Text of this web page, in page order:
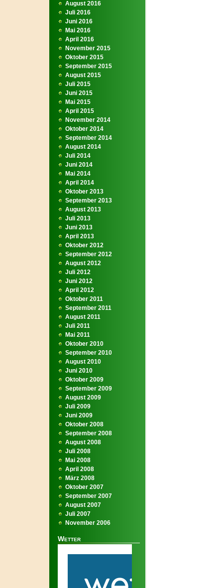
August 2016
Juli 2016
Juni 2016
Mai 2016
April 2016
November 2015
Oktober 2015
September 2015
August 2015
Juli 2015
Juni 2015
Mai 2015
April 2015
November 2014
Oktober 2014
September 2014
August 2014
Juli 2014
Juni 2014
Mai 2014
April 2014
Oktober 2013
September 2013
August 2013
Juli 2013
Juni 2013
April 2013
Oktober 2012
September 2012
August 2012
Juli 2012
Juni 2012
April 2012
Oktober 2011
September 2011
August 2011
Juli 2011
Mai 2011
Oktober 2010
September 2010
August 2010
Juni 2010
Oktober 2009
September 2009
August 2009
Juli 2009
Juni 2009
Oktober 2008
September 2008
August 2008
Juli 2008
Mai 2008
April 2008
März 2008
Oktober 2007
September 2007
August 2007
Juli 2007
November 2006
Wetter